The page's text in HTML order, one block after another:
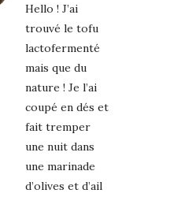
Hello ! J’ai
trouvé le tofu
lactofermenté
mais que du
nature ! Je l’ai
coupé en dés et
fait tremper
une nuit dans
une marinade
d’olives et d’ail